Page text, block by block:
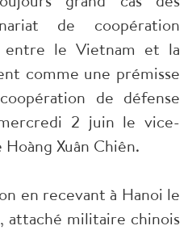
de coopération
entre le Vietnam et la
comme une prémisse
de défense
2 juin le vice-
Xuân Chiên.
en recevant à Hanoi le
attaché militaire chinois